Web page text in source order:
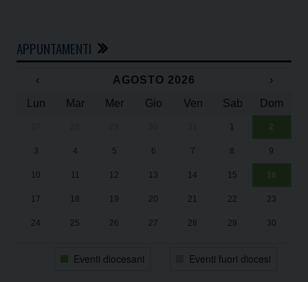
APPUNTAMENTI
‹ AGOSTO 2026
›
Lun
Mar Mer Gio Ven Sab Dom
1 2
3 4 5 6 7 8 9
10 11 12 13 14 15 16
17 18 19 20 21 22 23
24 25 26 27 28 29 30
Eventi diocesani Eventi fuori diocesi